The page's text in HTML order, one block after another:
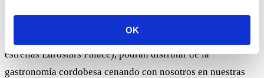
OK
Dentro del programa de actividades que hemos preparado,
los blogueros invitados (que se alojarán en el Hotel de 5
estrellas Eurostars Palace), podrán disfrutar de la
gastronomía cordobesa cenando con nosotros en nuestras